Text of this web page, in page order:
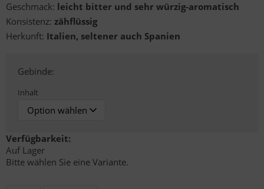
Geschmack: leicht bitter und sehr würzig-aromatisch
Konsistenz: zähflüssig
Herkunft: Italien, seltener auch Spanien
Gebinde:
Inhalt
Verfügbarkeit:
Auf Lager
Bitte wählen Sie eine Variante.